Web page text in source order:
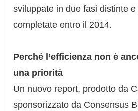
sviluppate in due fasi distinte
completate entro il 2014.
Perché l’efficienza non è
una priorità
Un nuovo report, prodotto da
sponsorizzato da Consensus